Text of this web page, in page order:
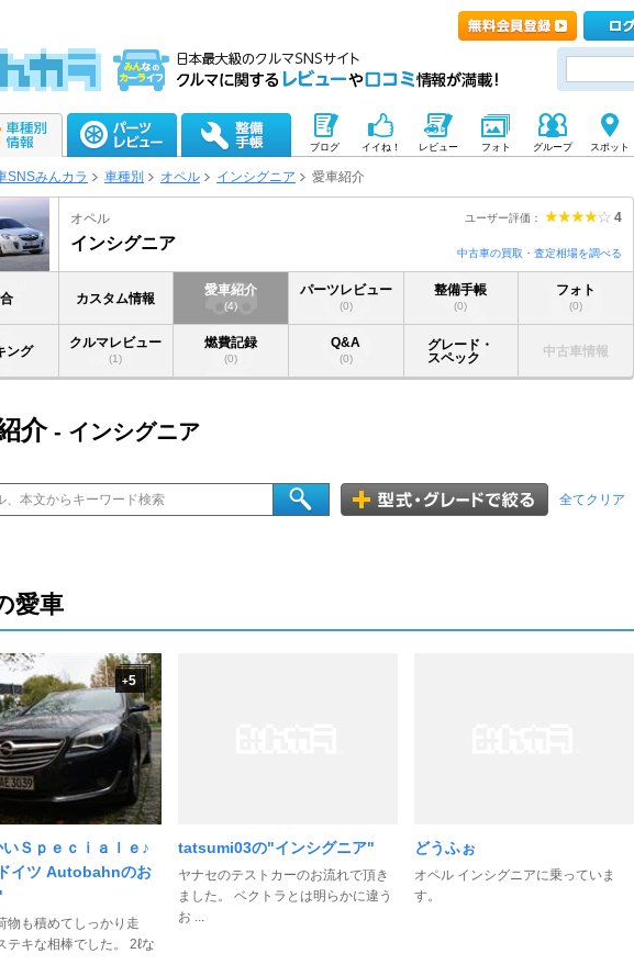
ブログ イイね！ レビュー フォト グループ スポット
SNSみんカラ 車種別 オペル インシグニア 愛車紹介
ユーザー評価： 4
オペル
インシグニア
中古車の買取・査定相場を調べる
カスタム情報
愛車紹介
(4)
パーツレビュー
(0)
整備手帳
(0)
フォト
(0)
ング
クルマレビュー
(1)
燃費記録
(0)
Q&A
(0)
グレード・
スペック
中古車情報
介- インシグニア
全てクリア
愛車
+5
Ｓｐｅｃｉａｌｅ♪
イツ Autobahnのお
物も積めてしっかり走
テキな相棒でした。 2ℓな
tatsumi03の"インシグニア"
ヤナセのテストカーのお流れで頂き
ました。 ベクトラとは明らかに違う
お ...
どうふぉ
オペル インシグニアに乗っていま
す。